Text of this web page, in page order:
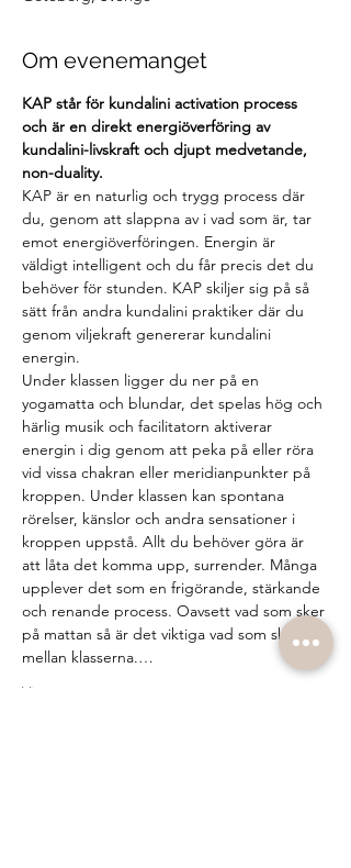
Om evenemanget
KAP står för kundalini activation process
och är en direkt energiöverföring av
kundalini-livskraft och djupt medvetande,
non-duality.
KAP är en naturlig och trygg process där
du, genom att slappna av i vad som är, tar
emot energiöverföringen. Energin är
väldigt intelligent och du får precis det du
behöver för stunden. KAP skiljer sig på så
sätt från andra kundalini praktiker där du
genom viljekraft genererar kundalini
energin.
Under klassen ligger du ner på en
yogamatta och blundar, det spelas hög och
härlig musik och facilitatorn aktiverar
energin i dig genom att peka på eller röra
vid vissa chakran eller meridianpunkter på
kroppen. Under klassen kan spontana
rörelser, känslor och andra sensationer i
kroppen uppstå. Allt du behöver göra är
att låta det komma upp, surrender. Många
upplever det som en frigörande, stärkande
och renande process. Oavsett vad som sker
på mattan så är det viktiga vad som sker
mellan klasserna.…
Visa mer